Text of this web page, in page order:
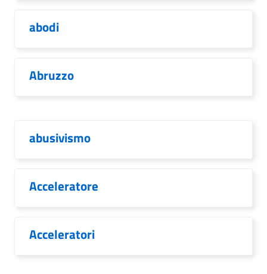
abodi
Abruzzo
abusivismo
Acceleratore
Acceleratori